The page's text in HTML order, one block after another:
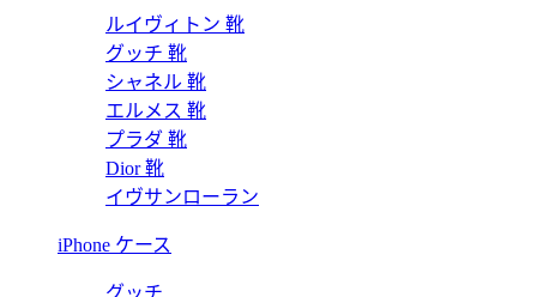
ルイヴィトン 靴
グッチ 靴
シャネル 靴
エルメス 靴
プラダ 靴
Dior 靴
イヴサンローラン
iPhone ケース
グッチ